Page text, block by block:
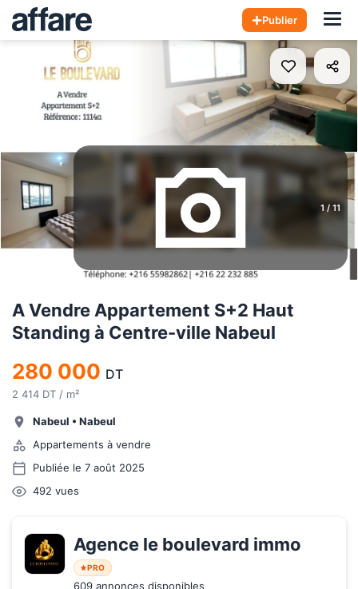
Publier
1 / 11
A Vendre Appartement S+2 Haut
Standing à Centre-ville Nabeul
280 000 DT
2 414 DT / m²
Nabeul • Nabeul
Appartements à vendre
Publiée le 7 août 2025
492 vues
Agence le boulevard immo
PRO
609 annonces disponibles